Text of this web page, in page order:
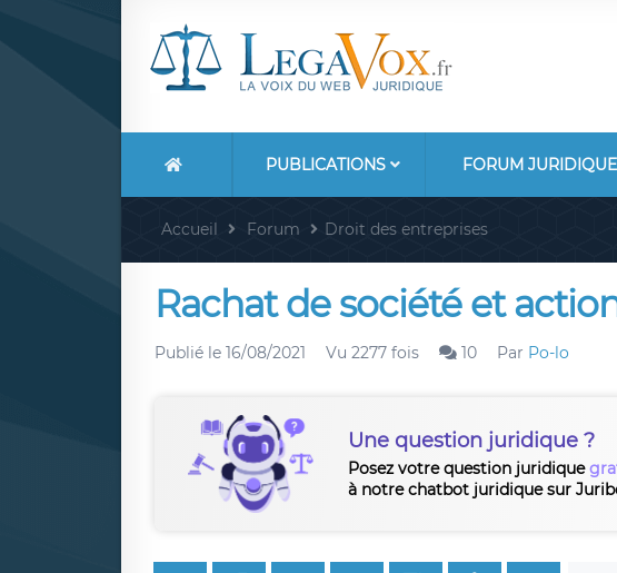
PUBLICATIONS FORUM JURIDIQUE
Accueil Forum Droit des entreprises
Rachat de société et
Publié le 16/08/2021 Vu 2277 fois 10 Par Po-lo
Une question juridique ?
Posez votre question juridique
à notre chatbot juridique sur